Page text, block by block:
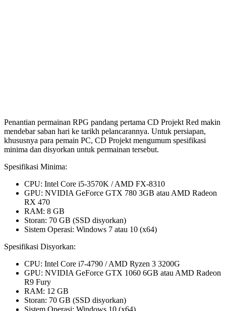
Penantian permainan RPG pandang pertama CD Projekt Red makin
mendebar saban hari ke tarikh pelancarannya. Untuk persiapan,
khususnya para pemain PC, CD Projekt mengumum spesifikasi
minima dan disyorkan untuk permainan tersebut.
Spesifikasi Minima:
CPU: Intel Core i5-3570K / AMD FX-8310
GPU: NVIDIA GeForce GTX 780 3GB atau AMD Radeon
RX 470
RAM: 8 GB
Storan: 70 GB (SSD disyorkan)
Sistem Operasi: Windows 7 atau 10 (x64)
Spesifikasi Disyorkan:
CPU: Intel Core i7-4790 / AMD Ryzen 3 3200G
GPU: NVIDIA GeForce GTX 1060 6GB atau AMD Radeon
R9 Fury
RAM: 12 GB
Storan: 70 GB (SSD disyorkan)
Sistem Operasi: Windows 10 (x64)